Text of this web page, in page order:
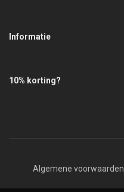
Informatie
10% korting?
Algemene voorwaarden